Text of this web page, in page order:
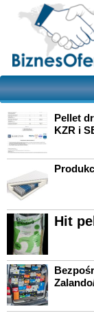
Pellet
KZR i
Hit